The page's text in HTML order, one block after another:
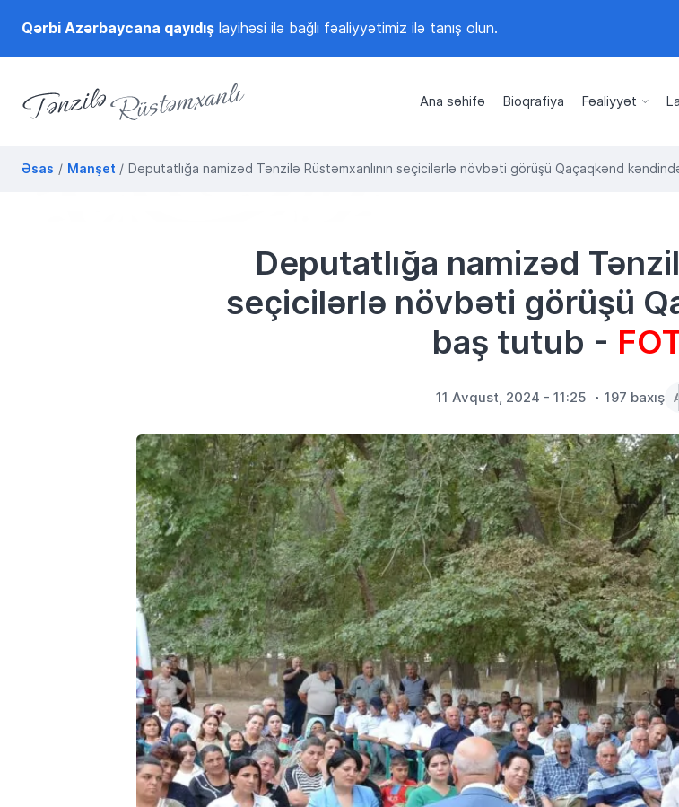
Qərbi Azərbaycana qayıdış layihəsi ilə bağlı fəaliyyətimiz ilə tanış olun.
Ana səhifə Bioqrafiya Fəaliyyət
Əsas Manşet Deputatlığa namizəd Tənzilə Rüstəmxanlının seçicilərlə növbəti görüşü Qaçaqkənd
Deputatlığa namizəd
seçicilərlə növbəti görüşü
baş tutub -
11 Avqust, 2024 - 11:25 197 baxış